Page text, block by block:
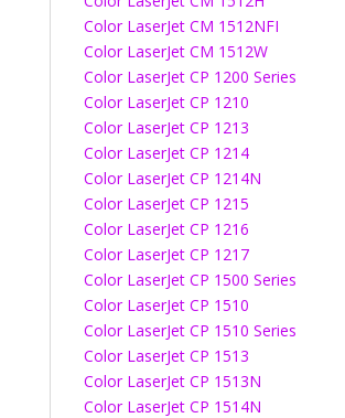
Color LaserJet CM 1512NFI
Color LaserJet CM 1512W
Color LaserJet CP 1200 Series
Color LaserJet CP 1210
Color LaserJet CP 1213
Color LaserJet CP 1214
Color LaserJet CP 1214N
Color LaserJet CP 1215
Color LaserJet CP 1216
Color LaserJet CP 1217
Color LaserJet CP 1500 Series
Color LaserJet CP 1510
Color LaserJet CP 1510 Series
Color LaserJet CP 1513
Color LaserJet CP 1513N
Color LaserJet CP 1514N